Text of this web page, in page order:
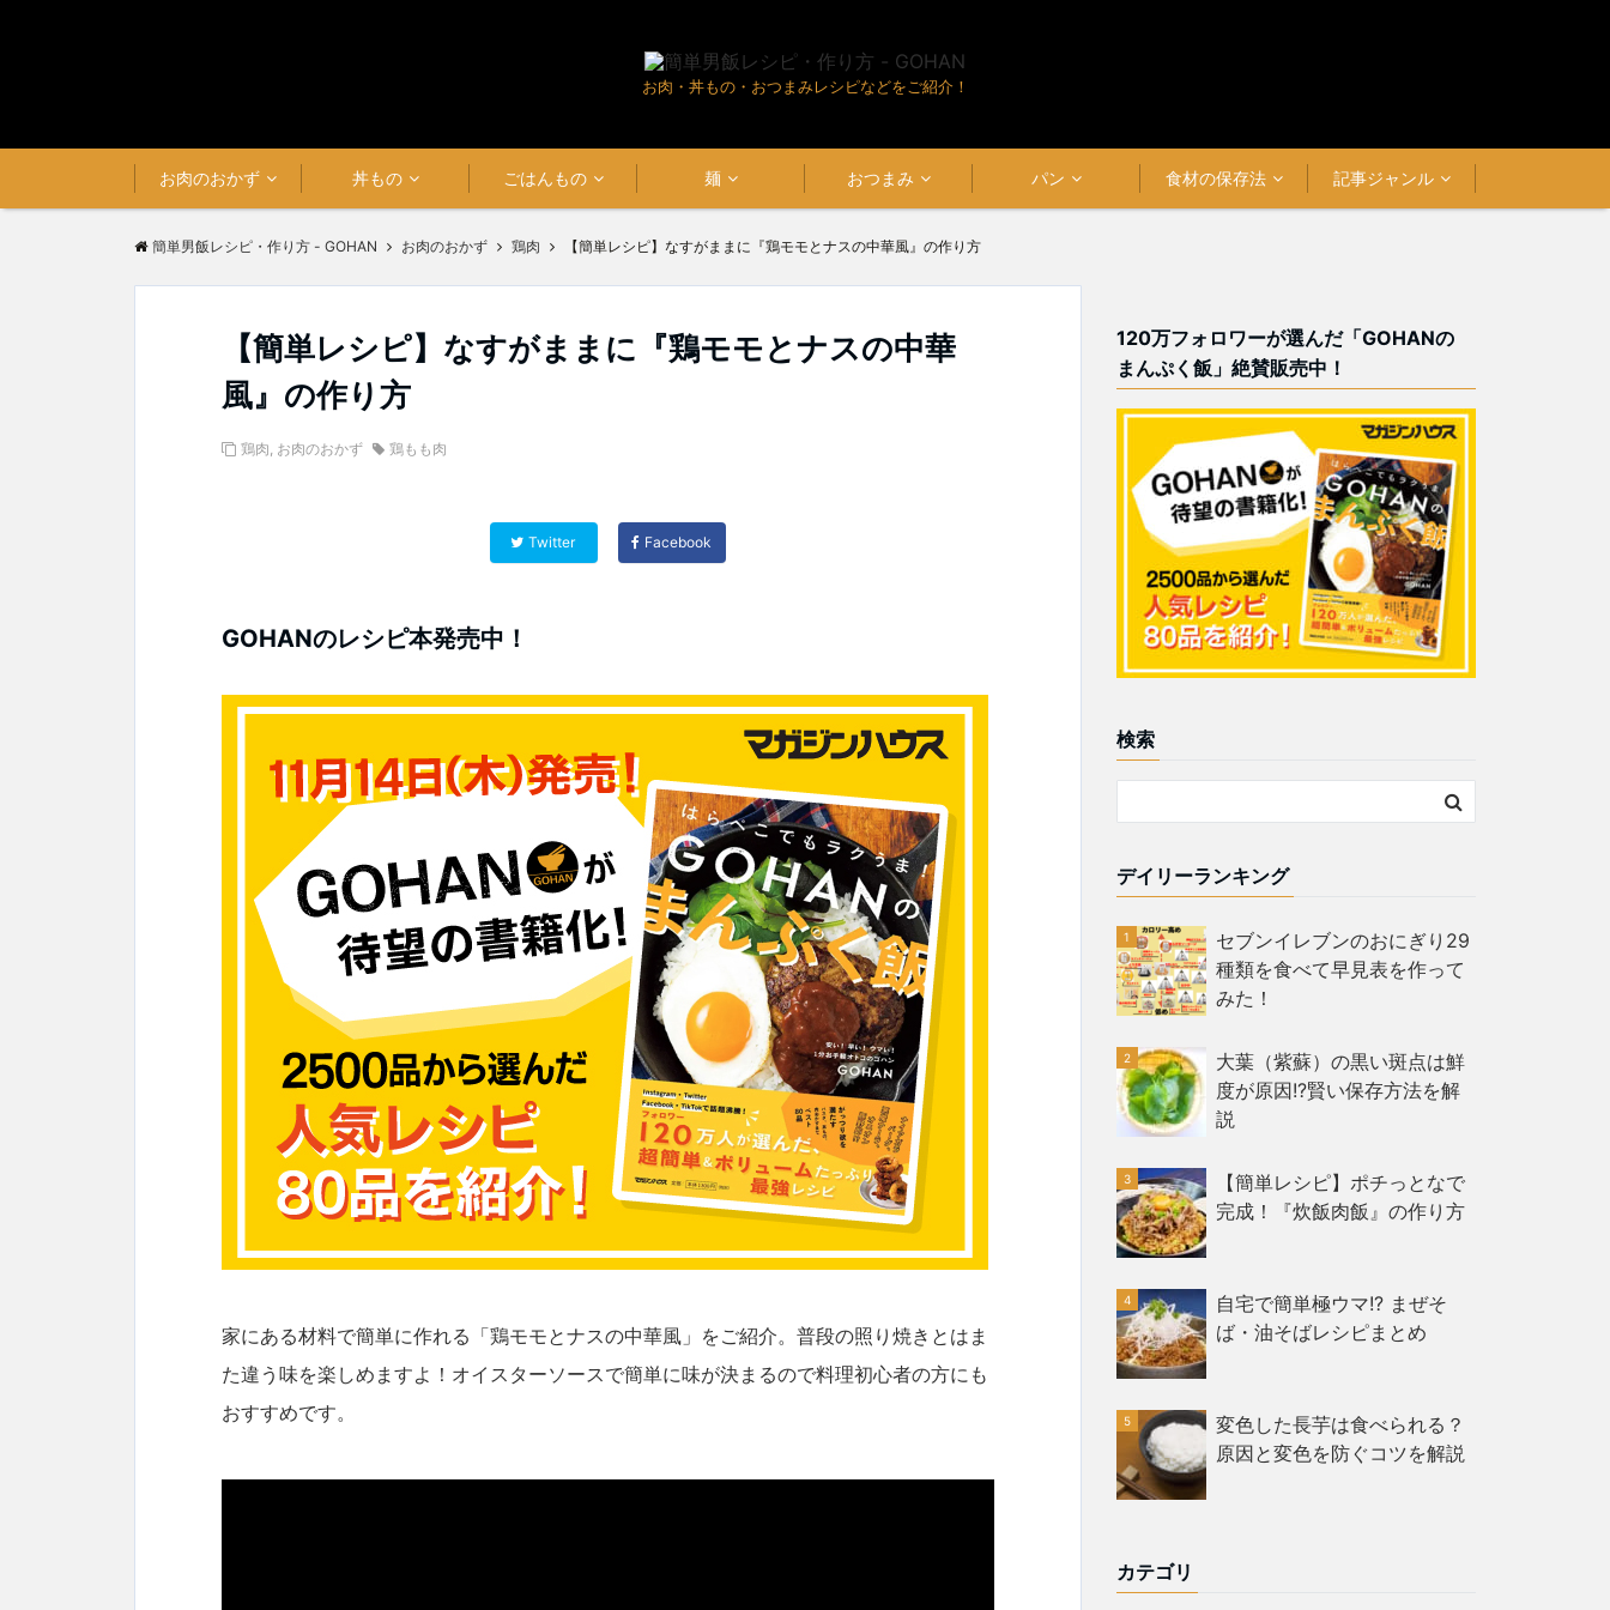
お肉・丼もの・おつまみレシピなどをご紹介！
お肉のおかず 丼もの ごはんもの 麺 おつまみ パン 食材の保存法 記事ジャンル
簡単男飯レシピ・作り方 - GOHAN お肉のおかず 鶏肉 【簡単レシピ】なすがままに『鶏モモとナスの中華風』の作り方
【簡単レシピ】なすがままに『鶏モモとナスの中華
風』の作り方
鶏肉, お肉のおかず 鶏もも肉
Twitter Facebook
GOHANのレシピ本発売中！
家にある材料で簡単に作れる「鶏モモとナスの中華風」をご紹介。普段の照り焼きとはま
た違う味を楽しめますよ！オイスターソースで簡単に味が決まるので料理初心者の方にも
おすすめです。
120万フォロワーが選んだ「GOHANの
まんぷく飯」絶賛販売中！
検索
デイリーランキング
セブンイレブンのおにぎり29
種類を食べて早見表を作って
みた！
大葉（紫蘇）の黒い斑点は鮮
度が原因!?賢い保存方法を解
説
【簡単レシピ】ポチっとなで
完成！『炊飯肉飯』の作り方
自宅で簡単極ウマ!? まぜそ
ば・油そばレシピまとめ
変色した長芋は食べられる？
原因と変色を防ぐコツを解説
カテゴリ